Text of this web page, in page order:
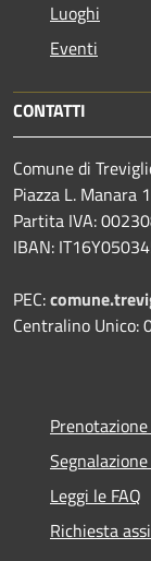
Luoghi
Eventi
CONTATTI
Comune di
Piazza L. Manara
Partita IVA:
IBAN:
PEC:
Centralino Unico:
Leggi le FAQ
Richiesta